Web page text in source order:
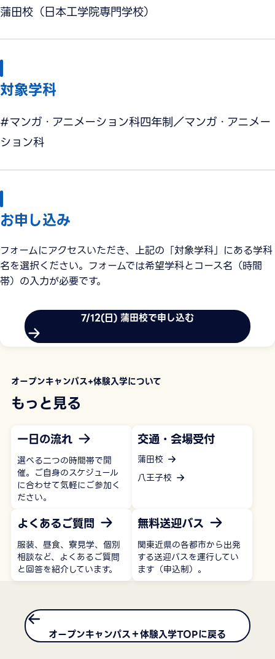
蒲田校（日本工学院専門学校）
対象学科
#マンガ・アニメーション科四年制／マンガ・アニメー
ション科
お申し込み
フォームにアクセスいただき、上記の「対象学科」にある学科
名を選択ください。フォームでは希望学科とコース名（時間
帯）の入力が必要です。
7/12(日) 蒲田校で申し込む
オープンキャンパス+体験入学について
もっと見る
一日の流れ
選べる二つの時間帯で開
催。ご自身のスケジュール
に合わせて気軽にご参加く
ださい。
交通・会場受付
蒲田校
八王子校
よくあるご質問
服装、昼食、寮見学、個別
相談など、よくあるご質問
と回答を紹介しています。
無料送迎バス
関東近県の各都市から出発
する送迎バスを運行してい
ます（申込制）。
オープンキャンパス＋体験入学TOPに戻る